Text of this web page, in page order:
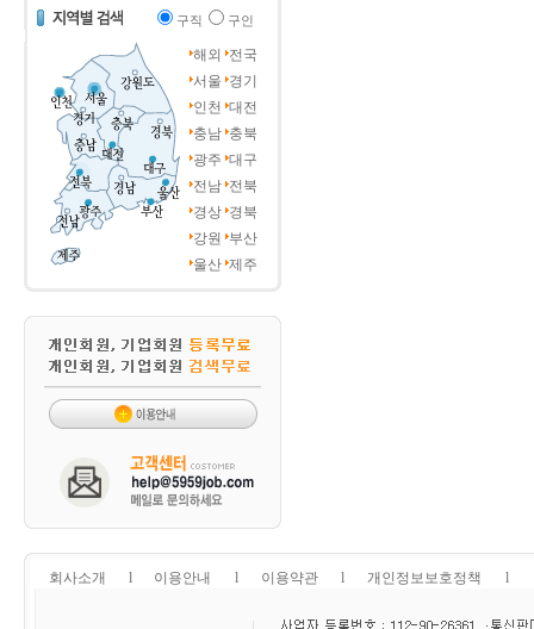
구직 구인
해외
전국
서울 경기
인천 대전
충남 충북
광주 대구
전남 전북
경상 경북
강원
부산
울산 제주
회사소개 l 이용안내 l 이용약관 l 개인정보보호정책 l